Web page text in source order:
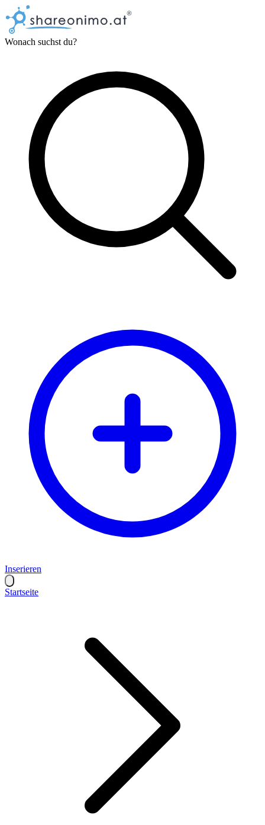
Wonach suchst du?
Inserieren
Startseite